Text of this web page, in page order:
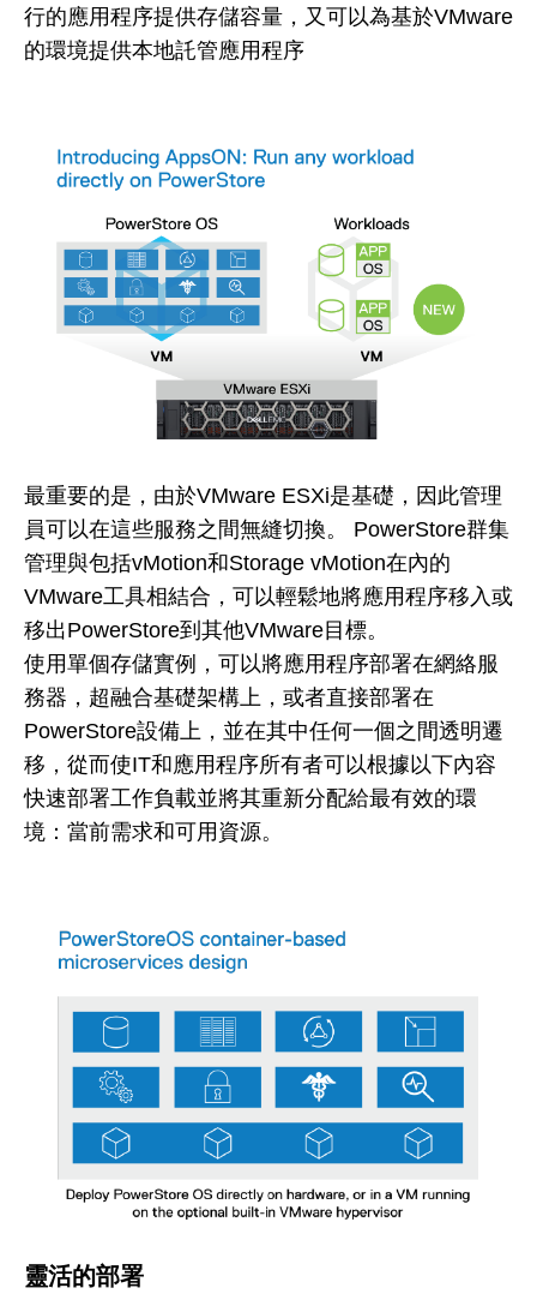
行的應用程序提供存儲容量，又可以為基於VMware
的環境提供本地託管應用程序
最重要的是，由於VMware ESXi是基礎，因此管理
員可以在這些服務之間無縫切換。 PowerStore群集
管理與包括vMotion和Storage vMotion在內的
VMware工具相結合，可以輕鬆地將應用程序移入或
移出PowerStore到其他VMware目標。
使用單個存儲實例，可以將應用程序部署在網絡服
務器，超融合基礎架構上，或者直接部署在
PowerStore設備上，並在其中任何一個之間透明遷
移，從而使IT和應用程序所有者可以根據以下內容
快速部署工作負載並將其重新分配給最有效的環
境：當前需求和可用資源。
靈活的部署